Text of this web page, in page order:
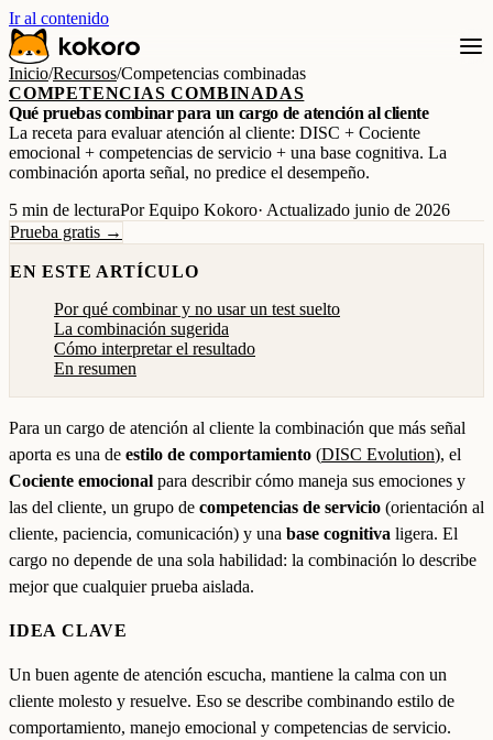
Ir al contenido
Inicio/Recursos/Competencias combinadas
COMPETENCIAS COMBINADAS
Qué pruebas combinar para un cargo de atención al cliente
La receta para evaluar atención al cliente: DISC + Cociente
emocional + competencias de servicio + una base cognitiva. La
combinación aporta señal, no predice el desempeño.
5 min de lecturaPor Equipo Kokoro· Actualizado junio de 2026
Prueba gratis →
EN ESTE ARTÍCULO
Por qué combinar y no usar un test suelto
La combinación sugerida
Cómo interpretar el resultado
En resumen
Para un cargo de atención al cliente la combinación que más señal
aporta es una de estilo de comportamiento (DISC Evolution), el
Cociente emocional para describir cómo maneja sus emociones y
las del cliente, un grupo de competencias de servicio (orientación al
cliente, paciencia, comunicación) y una base cognitiva ligera. El
cargo no depende de una sola habilidad: la combinación lo describe
mejor que cualquier prueba aislada.
IDEA CLAVE
Un buen agente de atención escucha, mantiene la calma con un
cliente molesto y resuelve. Eso se describe combinando estilo de
comportamiento, manejo emocional y competencias de servicio.